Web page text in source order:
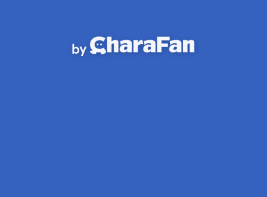
by